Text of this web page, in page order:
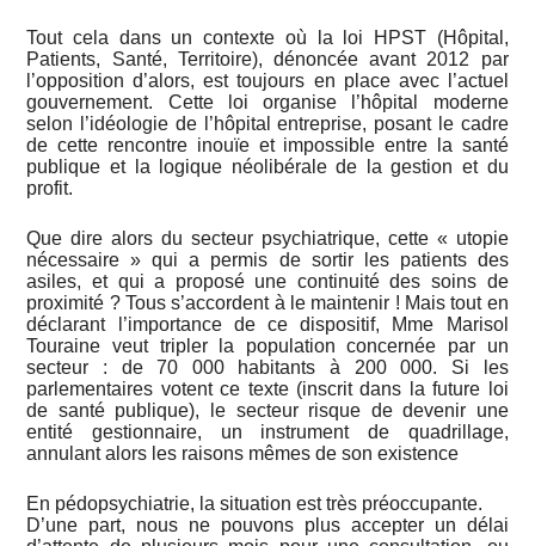
Tout cela dans un contexte où la loi HPST (Hôpital,
Patients, Santé, Territoire), dénoncée avant 2012 par
l’opposition d’alors, est toujours en place avec l’actuel
gouvernement. Cette loi organise l’hôpital moderne
selon l’idéologie de l’hôpital entreprise, posant le cadre
de cette rencontre inouïe et impossible entre la santé
publique et la logique néolibérale de la gestion et du
profit.
Que dire alors du secteur psychiatrique, cette « utopie
nécessaire » qui a permis de sortir les patients des
asiles, et qui a proposé une continuité des soins de
proximité ? Tous s’accordent à le maintenir ! Mais tout en
déclarant l’importance de ce dispositif, Mme Marisol
Touraine veut tripler la population concernée par un
secteur : de 70 000 habitants à 200 000. Si les
parlementaires votent ce texte (inscrit dans la future loi
de santé publique), le secteur risque de devenir une
entité gestionnaire, un instrument de quadrillage,
annulant alors les raisons mêmes de son existence
En pédopsychiatrie, la situation est très préoccupante.
D’une part, nous ne pouvons plus accepter un délai